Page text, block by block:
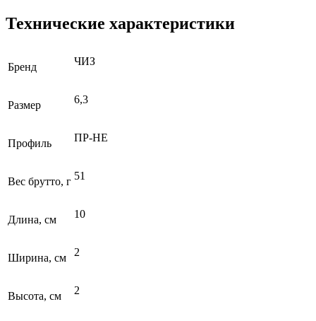
Технические характеристики
Бренд ЧИЗ
Размер 6,3
Профиль ПР-НЕ
Вес брутто, г 51
Длина, см 10
Ширина, см 2
Высота, см 2